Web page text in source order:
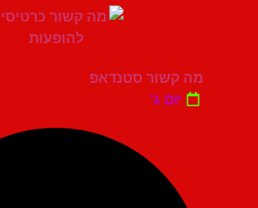
מה קשור סטנדאפ
יום ג'